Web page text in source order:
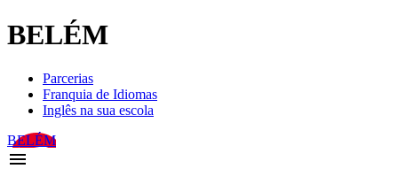
BELÉM
Parcerias
Franquia de Idiomas
Inglês na sua escola
BELÉM
menu